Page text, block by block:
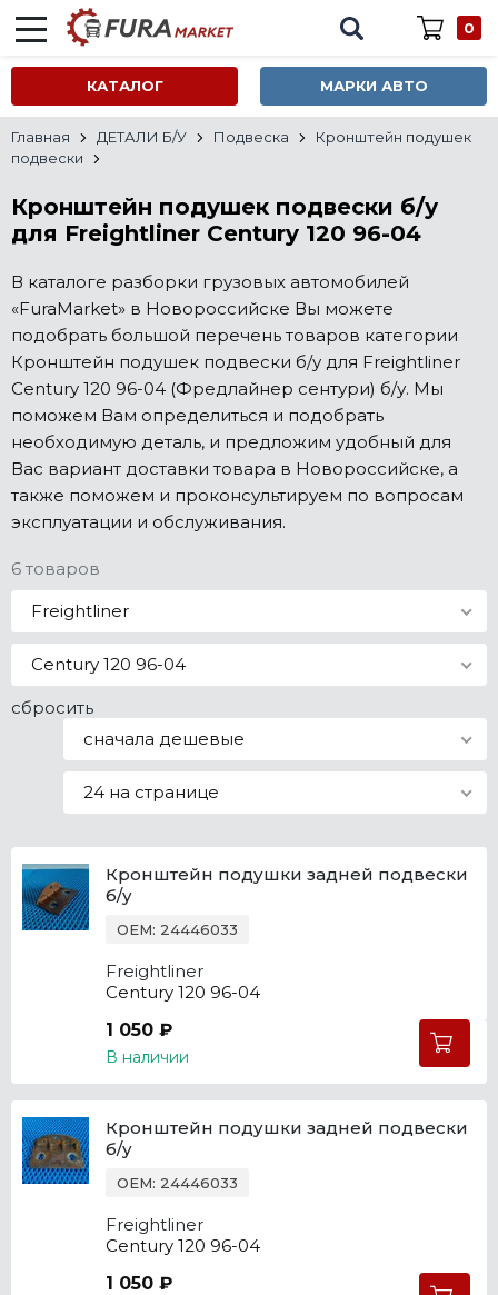
0
КАТАЛОГ МАРКИ АВТО
Все марки
Главная ДЕТАЛИ Б/У Подвеска
Кронштейн подушек
подвески
Кронштейн подушек подвески б/у
для Freightliner Century 120 96-04
В каталоге разборки грузовых автомобилей
«FuraMarket» в Новороссийске Вы можете
подобрать большой перечень товаров категории
Кронштейн подушек подвески б/у для Freightliner
Century 120 96-04 (Фредлайнер сентури) б/у. Мы
поможем Вам определиться и подобрать
необходимую деталь, и предложим удобный для
Вас вариант доставки товара в Новороссийске, а
также поможем и проконсультируем по вопросам
эксплуатации и обслуживания.
6 товаров
Freightliner
Century 120 96-04
сбросить
сначала дешевые
24 на странице
Кронштейн подушки задней подвески
б/у
OEM: 24446033
Freightliner
Century 120 96-04
1 050 ₽
В наличии
Кронштейн подушки задней подвески
б/у
OEM: 24446033
Freightliner
Century 120 96-04
1 050 ₽